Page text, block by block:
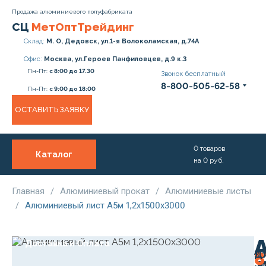
Продажа алюминиевого полуфабриката
СЦ МетОптТрейдинг
Склад: М. О, Дедовск, ул.1-я Волоколамская, д.74А
Офис: Москва, ул.Героев Панфиловцев, д.9 к.3
Пн-Пт: с 8:00 до 17.30
Пн-Пт: с 9:00 до 18:00
Звонок бесплатный
8-800-505-62-58
ОСТАВИТЬ ЗАЯВКУ
Каталог
Доставка и Оплата
0 товаров
на 0 руб.
Главная / Алюминиевый прокат / Алюминиевые листы
/ Алюминиевый лист А5м 1,2х1500х3000